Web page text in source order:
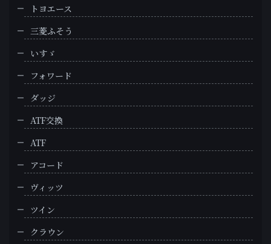
トヨエース
三菱ふそう
いすゞ
フォワード
ダッジ
ATF交換
ATF
アコード
ヴィッツ
ツイン
クラウン